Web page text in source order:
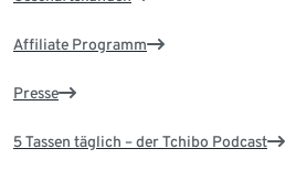
Affiliate Programm
Presse
5 Tassen täglich – der Tchibo Podcast